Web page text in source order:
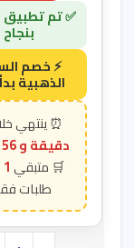
دقيقة و 55 ثانية
1